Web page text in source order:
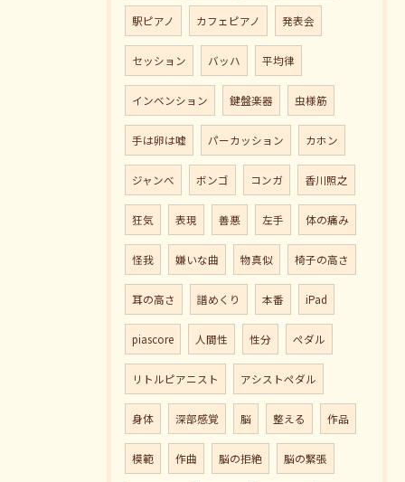
駅ピアノ カフェピアノ 発表会
セッション バッハ 平均律
インベンション 鍵盤楽器 虫様筋
手は卵は嘘 パーカッション カホン
ジャンべ ボンゴ コンガ 香川照之
狂気 表現 善悪 左手 体の痛み
怪我 嫌いな曲 物真似 椅子の高さ
耳の高さ 譜めくり 本番 iPad
piascore 人間性 性分 ペダル
リトルピアニスト アシストペダル
身体 深部感覚 脳 整える 作品
模範 作曲 脳の拒絶 脳の緊張